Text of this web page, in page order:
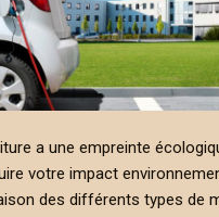
a une empreinte
votre impact
des différents types de